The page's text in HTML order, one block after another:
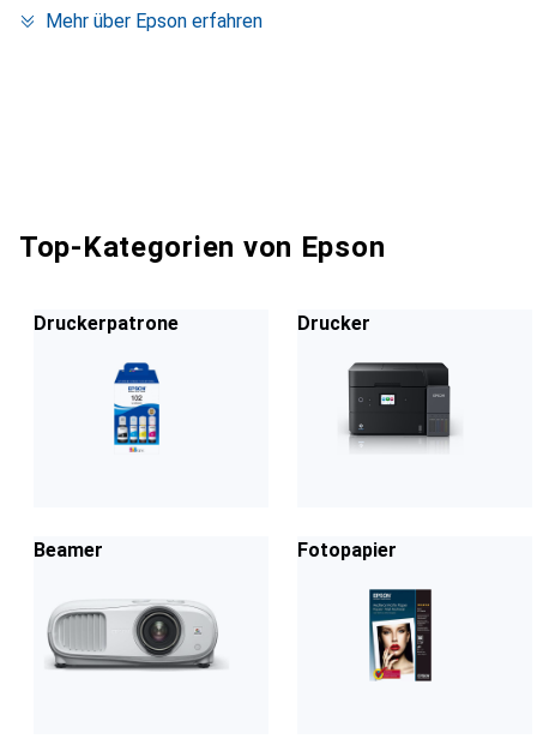
Mehr über Epson erfahren
Top-Kategorien von Epson
Druckerpatrone Drucker
Beamer Fotopapier